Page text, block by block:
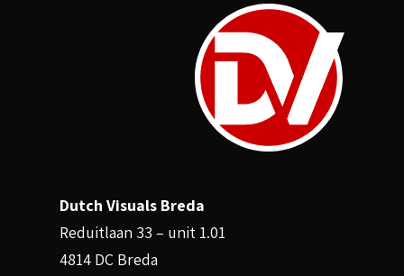
Dutch Visuals Breda
Reduitlaan 33 – unit 1.01
4814 DC Breda